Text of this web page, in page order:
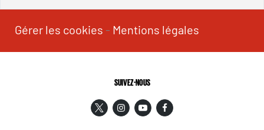
Gérer les cookies - Mentions légales
SUIVEZ-NOUS